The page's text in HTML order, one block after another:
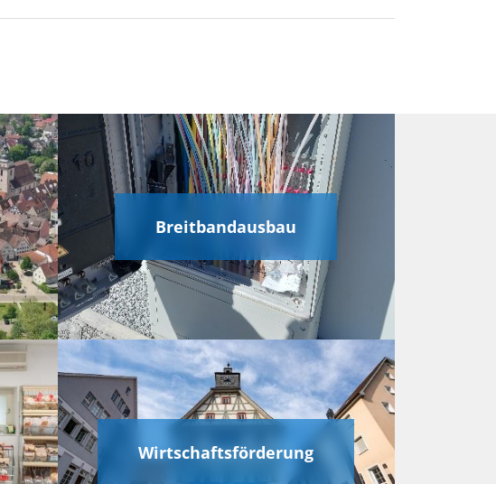
Breitbandausbau
Wirtschaftsförderung